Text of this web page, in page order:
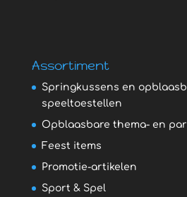
Assortiment
Springkussens en
speeltoestellen
Opblaasbare thema- en
Feest items
Promotie-artikelen
Sport & Spel